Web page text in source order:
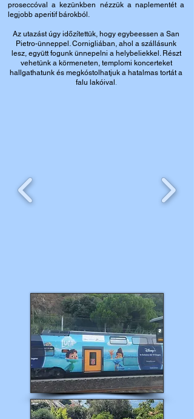
proseccóval a kezünkben nézzük a naplementét a
legjobb aperitif bárokból.
Az utazást úgy időzítettük, hogy egybeessen a San
Pietro-ünneppel. Cornigliában, ahol a szállásunk
lesz, együtt fogunk ünnepelni a helybeliekkel. Részt
vehetünk a körmeneten, templomi koncerteket
hallgathatunk és megkóstolhatjuk a hatalmas tortát a
falu lakóival .